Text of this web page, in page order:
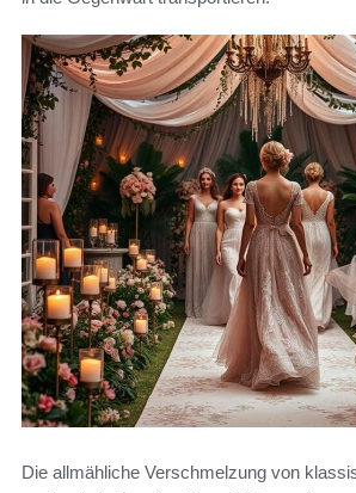
Die allmähliche Verschmelzung von